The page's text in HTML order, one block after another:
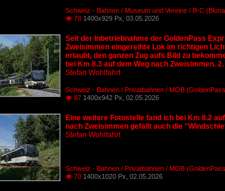
Schweiz - Bahnen / Museum und Vereine / B-C
 78 1400x929 Px, 03.05.2026
Seit der Inbetriebnahme der GoldenPass
Zweisimmen eingereihte Lok im richtigen
erlaubt, den ganzen Zug aufs Bild zu
bei Km 8.3 auf dem Weg nach Zweisimmen.
Stefan Wohlfahrt
Schweiz - Bahnen / Privatbahnen / MOB
 87 1400x942 Px, 02.05.2026
Eine weitere Fotostelle fand ich bei Km 8.2
nach Zweisimmen gefällt auch die
Stefan Wohlfahrt
Schweiz - Bahnen / Privatbahnen / MOB
 70 1400x1020 Px, 02.05.2026